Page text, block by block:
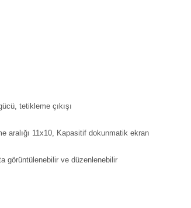
tetikleme çıkışı
aralığı 11x10, Kapasitif dokunmatik ekran
görüntülenebilir ve düzenlenebilir